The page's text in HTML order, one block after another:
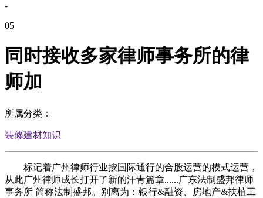
-
05
同时接收多家律师事务所的律
师加
所属分类：
装修建材知识
标记着广州律师行业按国际通行的合股运营的模式运营，
从此广州律师成长打开了新的汗青篇章......广东法制盛邦律师
事务所 简称法制盛邦。别离为：银行&融资、房地产&扶植工